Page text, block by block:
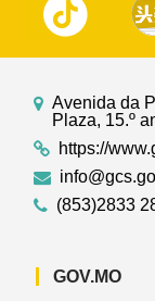
Avenida da
Plaza, 15.º
https://
(853)2833
GOV.MO